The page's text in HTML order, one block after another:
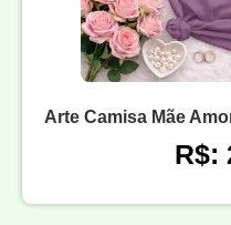
Arte Camisa Mãe
R$: